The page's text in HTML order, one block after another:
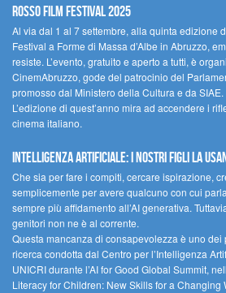
Rosso Film Festival 2025
Al via dal 1 al 7 settembre, alla quinta edizione
Festival a Forme di Massa d’Albe in Abruzzo,
resiste. L’evento, gratuito e aperto a tutti, è
CinemAbruzzo, gode del patrocinio del
promosso dal Ministero della Cultura e da SIAE.
L’edizione di quest’anno mira ad accendere i
cinema italiano.
Intelligenza artificiale: i nostri figli la
Che sia per fare i compiti, cercare ispirazione,
semplicemente per avere qualcuno con cui
sempre più affidamento all’AI generativa.
genitori non ne è al corrente.
Questa mancanza di consapevolezza è uno
ricerca condotta dal Centro per l’Intelligenza
UNICRI durante l’AI for Good Global Summit,
Literacy for Children: New Skills for a Changing